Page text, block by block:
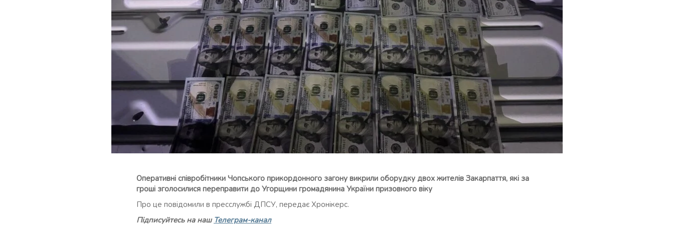
Оперативні співробітники Чопського прикордонного загону викрили оборудку двох жителів Закарпаття, які за
гроші зголосилися переправити до Угорщини громадянина України призовного віку
Про це повідомили в пресслужбі ДПСУ, передає Хронікерс.
Підписуйтесь на наш Телеграм-канал